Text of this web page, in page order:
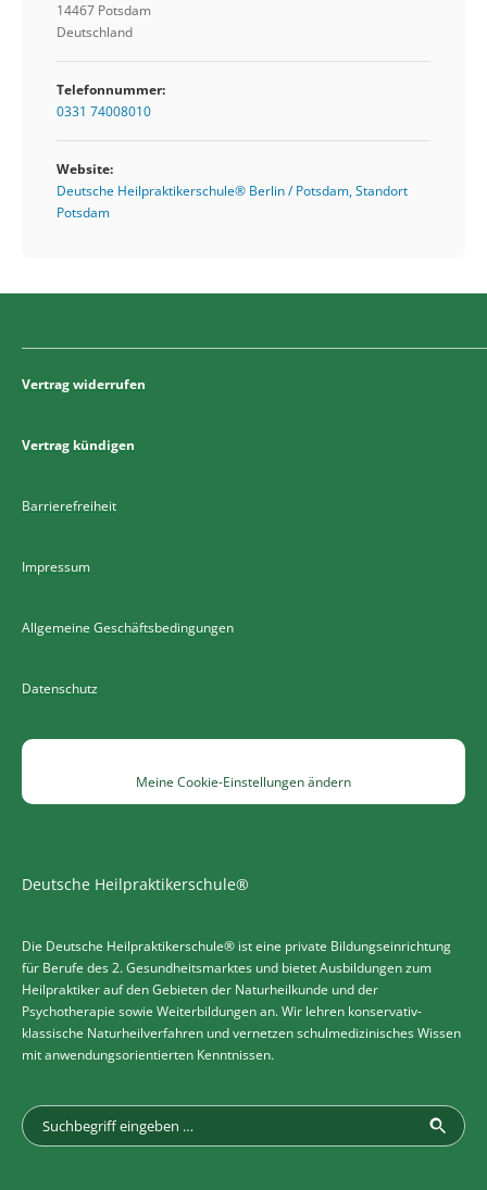
14467 Potsdam
Deutschland
Telefonnummer:
0331 74008010
Website:
Deutsche Heilpraktikerschule® Berlin / Potsdam, Standort
Potsdam
Vertrag widerrufen
Vertrag kündigen
Barrierefreiheit
Impressum
Allgemeine Geschäftsbedingungen
Datenschutz
Meine Cookie-Einstellungen ändern
Deutsche Heilpraktikerschule®
Die Deutsche Heilpraktikerschule® ist eine private Bildungseinrichtung
für Berufe des 2. Gesundheitsmarktes und bietet Ausbildungen zum
Heilpraktiker auf den Gebieten der Naturheilkunde und der
Psychotherapie sowie Weiterbildungen an. Wir lehren konservativ-
klassische Naturheilverfahren und vernetzen schulmedizinisches Wissen
mit anwendungsorientierten Kenntnissen.